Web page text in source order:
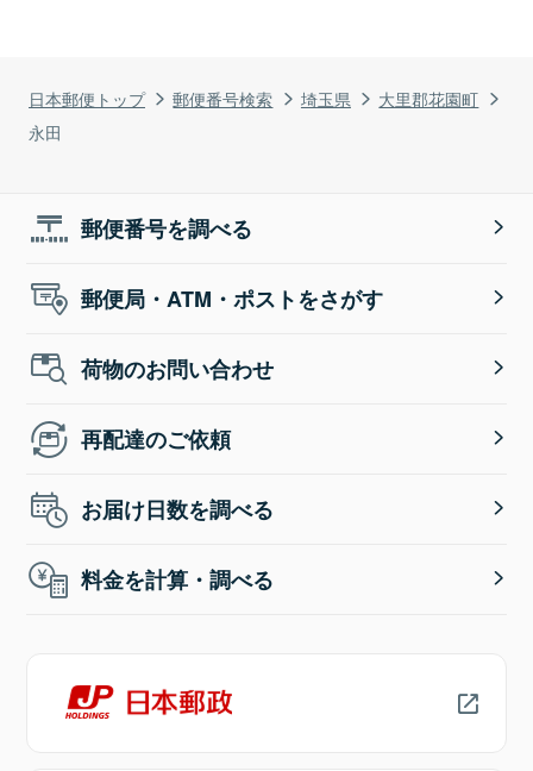
日本郵便トップ 郵便番号検索 埼玉県
大里郡花園町
永田
郵便番号を調べる
郵便局・ATM・ポストをさがす
荷物のお問い合わせ
再配達のご依頼
お届け日数を調べる
料金を計算・調べる